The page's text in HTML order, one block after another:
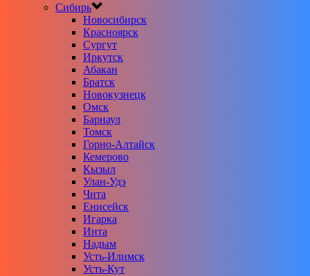
Сибирь
Новосибирск
Красноярск
Сургут
Иркутск
Абакан
Братск
Новокузнецк
Омск
Барнаул
Томск
Горно-Алтайск
Кемерово
Кызыл
Улан-Удэ
Чита
Енисейск
Игарка
Инта
Надым
Усть-Илимск
Усть-Кут